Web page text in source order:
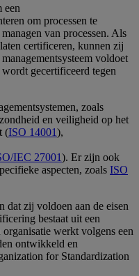
een
om processen te
van processen. Als
certificeren, kunnen zij
voldoet
gecertificeerd tegen
zoals
en veiligheid op het
(ISO 14001),
IEC 27001). Er zijn ook
aspecten, zoals ISO
dat zij voldoen aan de eisen
bestaat uit een
werkt volgens een
ontwikkeld en
for Standardization